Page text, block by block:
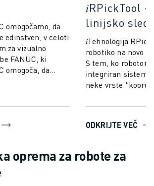
omogočamo, da
edinstven, v celoti
za vizualno
FANUC, ki
omogoča, da
𝑖RPickTool -
linijsko
𝑖Tehnologija
robotiko na novo
S tem, ko robotom
integriran sistem
neke vrste
ODKRIJTE VEČ
oprema za robote za